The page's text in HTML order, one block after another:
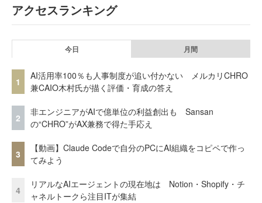
アクセスランキング
今日 月間
1
AI活用率100％も人事制度が追い付かない メルカリCHRO
兼CAIO木村氏が描く評価・育成の答え
2
非エンジニアがAIで億単位の利益創出も Sansan
の“CHRO”がAX兼務で得た手応え
3
【動画】Claude Codeで自分のPCにAI組織をコピペで作っ
てみよう
4
リアルなAIエージェントの現在地は Notion・Shopify・チ
ャネルトークら注目ITが集結